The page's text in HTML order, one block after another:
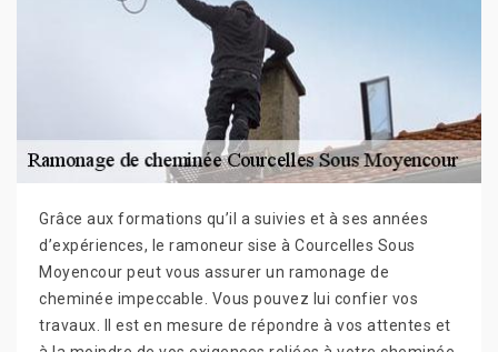
Grâce aux formations qu’il a suivies et à ses années
d’expériences, le ramoneur sise à Courcelles Sous
Moyencour peut vous assurer un ramonage de
cheminée impeccable. Vous pouvez lui confier vos
travaux. Il est en mesure de répondre à vos attentes et